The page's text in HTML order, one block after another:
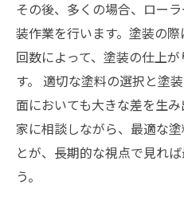
その後、多くの場合、ロー
装作業を行います。塗装の
回数によって、塗装の仕上
す。 適切な塗料の選択と塗
面においても大きな差を生
家に相談しながら、最適な
とが、長期的な視点で見れ
う。